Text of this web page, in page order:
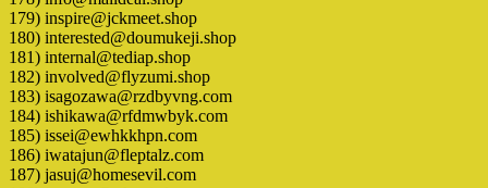
179) inspire@jckmeet.shop
180) interested@doumukeji.shop
181) internal@tediap.shop
182) involved@flyzumi.shop
183) isagozawa@rzdbyvng.com
184) ishikawa@rfdmwbyk.com
185) issei@ewhkkhpn.com
186) iwatajun@fleptalz.com
187) jasuj@homesevil.com